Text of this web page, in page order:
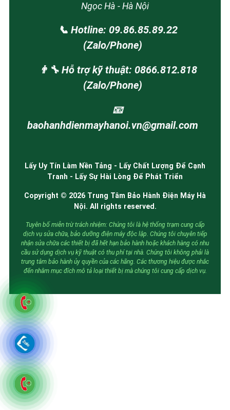
Ngọc Hà - Hà Nội
📞 Hotline: 09.86.85.89.22
(Zalo/Phone)
👨‍🔧 Hỗ trợ kỹ thuật: 0866.812.818
(Zalo/Phone)
📧
baohanhdienmayhanoi.vn@gmail.com
Lấy Uy Tín Làm Nền Tảng - Lấy Chất Lượng Để Cạnh
Tranh - Lấy Sự Hài Lòng Để Phát Triển
Copyright © 2026 Trung Tâm Bảo Hành Điện Máy Hà
Nội. All rights reserved.
Tuyên bố miễn trừ trách nhiệm: Chúng tôi là hệ thống trạm cung cấp
dịch vụ sửa chữa, bảo dưỡng điện máy độc lập. Chúng tôi chuyên tiếp
nhận sửa chữa các thiết bị đã hết hạn bảo hành hoặc khách hàng có nhu
cầu sử dụng dịch vụ kỹ thuật có thu phí tại nhà. Chúng tôi không phải là
trung tâm bảo hành ủy quyền của các hãng. Các thương hiệu được nhắc
đến nhằm mục đích mô tả loại thiết bị mà chúng tôi cung cấp dịch vụ.